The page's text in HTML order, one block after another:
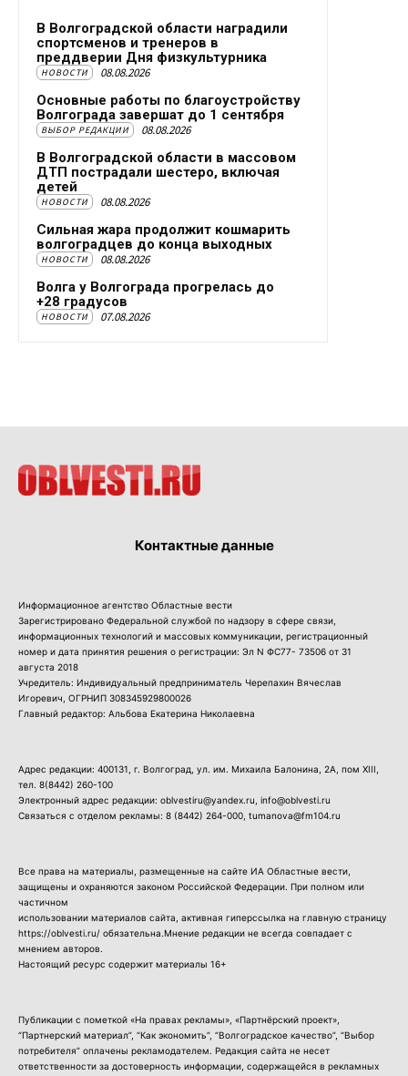
В Волгоградской области наградили
спортсменов и тренеров в
преддверии Дня физкультурника
НОВОСТИ 08.08.2026
Основные работы по благоустройству
Волгограда завершат до 1 сентября
ВЫБОР РЕДАКЦИИ 08.08.2026
В Волгоградской области в массовом
ДТП пострадали шестеро, включая
детей
НОВОСТИ 08.08.2026
Сильная жара продолжит кошмарить
волгоградцев до конца выходных
НОВОСТИ 08.08.2026
Волга у Волгограда прогрелась до
+28 градусов
НОВОСТИ 07.08.2026
Контактные данные
Информационное агентство Областные вести
Зарегистрировано Федеральной службой по надзору в сфере связи,
информационных технологий и массовых коммуникации, регистрационный
номер и дата принятия решения о регистрации: Эл N ФС77- 73506 от 31
августа 2018
Учредитель: Индивидуальный предприниматель Черепахин Вячеслав
Игоревич, ОГРНИП 308345929800026
Главный редактор: Альбова Екатерина Николаевна
Адрес редакции: 400131, г. Волгоград, ул. им. Михаила Балонина, 2А, пом XIII,
тел. 8(8442) 260-100
Электронный адрес редакции: oblvestiru@yandex.ru, info@oblvesti.ru
Связаться с отделом рекламы: 8 (8442) 264-000 , tumanova@fm104.ru
Все права на материалы, размещенные на сайте ИА Областные вести,
защищены и охраняются законом Российской Федерации. При полном или
частичном
использовании материалов сайта, активная гиперссылка на главную страницу
https://oblvesti.ru/ обязательна.Мнение редакции не всегда совпадает с
мнением авторов.
Настоящий ресурс содержит материалы 16+
Публикации с пометкой «На правах рекламы», «Партнёрский проект»,
“Партнерский материал”, “Как экономить”, “Волгоградское качество”, “Выбор
потребителя” оплачены рекламодателем. Редакция сайта не несет
ответственности за достоверность информации, содержащейся в рекламных